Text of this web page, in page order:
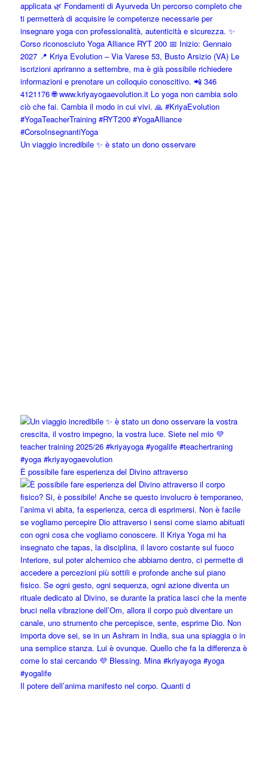
Un viaggio incredibile ✨ è stato un dono osservare
È possibile fare esperienza del Divino attraverso
Il potere dell’anima manifesto nel corpo. Quanti d